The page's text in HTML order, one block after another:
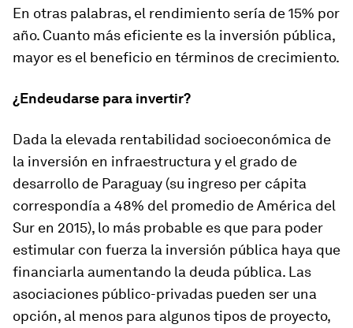
En otras palabras, el rendimiento sería de 15% por
año. Cuanto más eficiente es la inversión pública,
mayor es el beneficio en términos de crecimiento.
¿Endeudarse para invertir?
Dada la elevada rentabilidad socioeconómica de
la inversión en infraestructura y el grado de
desarrollo de Paraguay (su ingreso per cápita
correspondía a 48% del promedio de América del
Sur en 2015), lo más probable es que para poder
estimular con fuerza la inversión pública haya que
financiarla aumentando la deuda pública. Las
asociaciones público-privadas pueden ser una
opción, al menos para algunos tipos de proyecto,